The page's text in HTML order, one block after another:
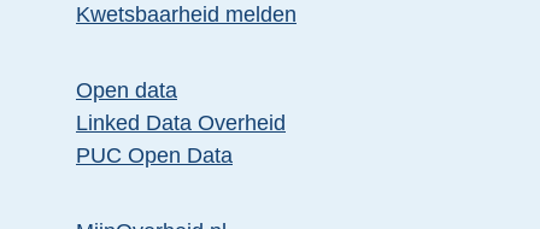
E
t
e
r
Kwetsbaarheid melden
Open data
Linked Data Overheid
PUC Open Data